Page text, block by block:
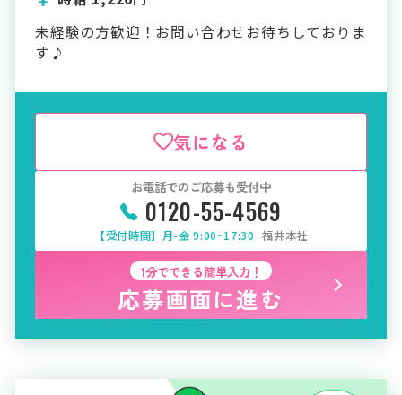
未経験の方歓迎！お問い合わせお待ちしておりま
す♪
気になる
お電話でのご応募も受付中
0120-55-4569
【受付時間】月-金 9:00~17:30 福井本社
1分でできる簡単入力！
応募画面に進む